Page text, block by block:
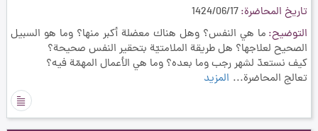
تاريخ المحاضرة 1424/06/17
التوضيح ما هي النفس؟ وهل هناك معضلة أكبر منها؟ وما هو السبيل
الصحيح لعلاجها؟ هل طريقة الملامتيّة بتحقير النفس صحيحة؟
كيف نستعدّ لشهر رجب وما بعده؟ وما هي الأعمال المهمّة فيه؟
تعالج المحاضرة... المزيد